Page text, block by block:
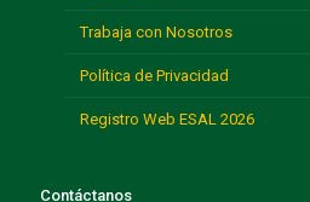
Trabaja con Nosotros
Política de Privacidad
Registro Web ESAL 2026
Contáctanos